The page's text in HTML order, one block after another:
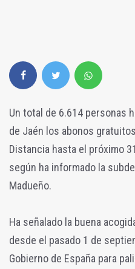
Un total de 6.614 personas
de Jaén los abonos
Distancia hasta el próximo
según ha informado la
Madueño.
Ha señalado la buena
desde el pasado 1 de
Gobierno de España para